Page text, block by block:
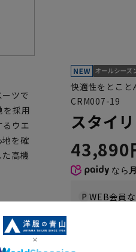
ツで
を採用
ウエ
を確
高機
練りこ
調節
快適性をとこと
CRM007-19
スタイ
43,890
なら
WEB会員